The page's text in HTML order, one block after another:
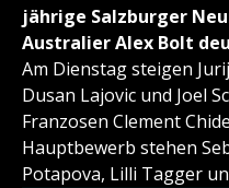
jährige Salzburger
Australier Alex Bolt
Am Dienstag steigen
Dusan Lajovic und Joel
Franzosen Clement
Hauptbewerb stehen
Potapova, Lilli Tagger